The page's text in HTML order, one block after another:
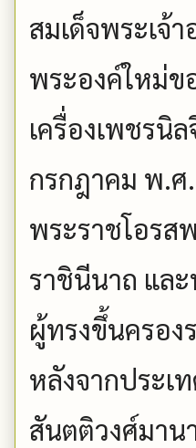
สมเด็จพระเจ้
พระองค์ใหม่ข
เครื่องเพชรนิ
กรกฎาคม พ.ศ
พระราชโอรส
ราชินีนาถ แล
ผู้ทรงขึ้นครอง
หลังจากประเ
สันตติวงศ์มาน